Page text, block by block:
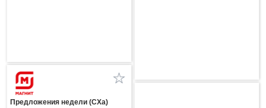
Предложения недели (СХа)